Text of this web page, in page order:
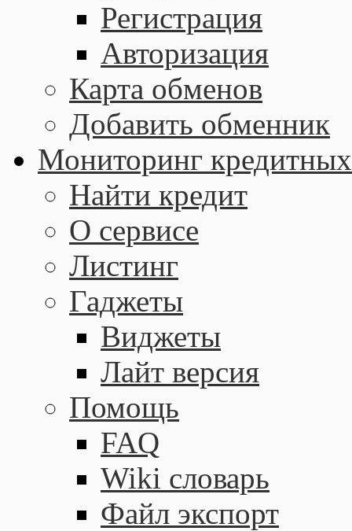
Регистрация
Авторизация
Карта обменов
Добавить обменник
Мониторинг кредитных
Найти кредит
О сервисе
Листинг
Гаджеты
Виджеты
Лайт версия
Помощь
FAQ
Wiki словарь
Файл экспорт